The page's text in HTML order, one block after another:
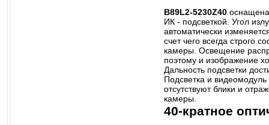
B89L2-5230Z40
ИК - подсветкой. Угол
автоматически
счет чего всегда строго
камеры. Освещение
поэтому и изображение
Дальность подсветки
Подсветка и
отсутствуют блики и
камеры.
40-кратное